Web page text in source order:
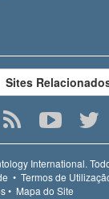
Sites
International.
• Termos de
• Mapa do Site